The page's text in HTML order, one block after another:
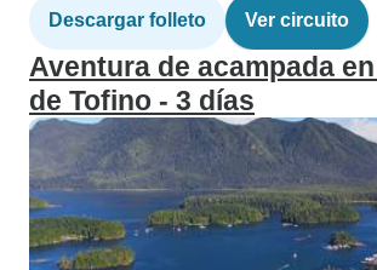
Descargar folleto Ver circuito
Aventura de acampada
de Tofino - 3 días